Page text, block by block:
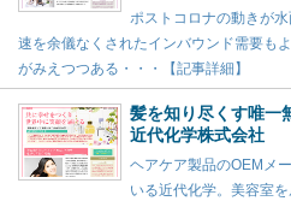
ポストコロナの動きが
速を余儀なくされたインバウンド需要も
がみえつつある・・・【記事詳細】
髪を知り尽くす唯一
近代化学株式会社
ヘアケア製品のOEMメ
いる近代化学。美容室